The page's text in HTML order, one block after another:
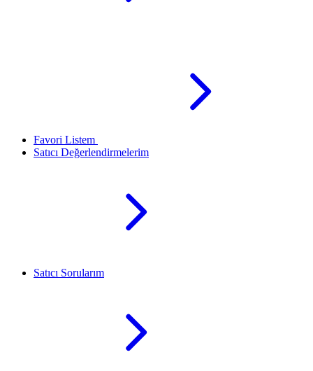
Favori Listem
Satıcı Değerlendirmelerim
Satıcı Sorularım